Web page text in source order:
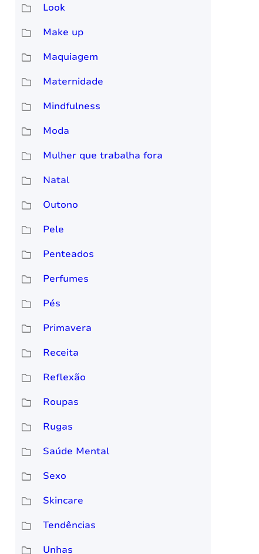
Look
Make up
Maquiagem
Maternidade
Mindfulness
Moda
Mulher que trabalha fora
Natal
Outono
Pele
Penteados
Perfumes
Pés
Primavera
Receita
Reflexão
Roupas
Rugas
Saúde Mental
Sexo
Skincare
Tendências
Unhas